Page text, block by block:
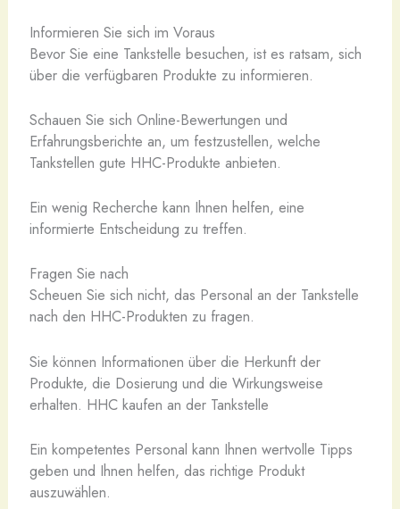
Informieren Sie sich im Voraus
Bevor Sie eine Tankstelle besuchen, ist es ratsam, sich
über die verfügbaren Produkte zu informieren.
Schauen Sie sich Online-Bewertungen und
Erfahrungsberichte an, um festzustellen, welche
Tankstellen gute HHC-Produkte anbieten.
Ein wenig Recherche kann Ihnen helfen, eine
informierte Entscheidung zu treffen.
Fragen Sie nach
Scheuen Sie sich nicht, das Personal an der Tankstelle
nach den HHC-Produkten zu fragen.
Sie können Informationen über die Herkunft der
Produkte, die Dosierung und die Wirkungsweise
erhalten. HHC kaufen an der Tankstelle
Ein kompetentes Personal kann Ihnen wertvolle Tipps
geben und Ihnen helfen, das richtige Produkt
auszuwählen.